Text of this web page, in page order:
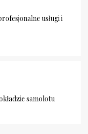
usługi i
samolotu